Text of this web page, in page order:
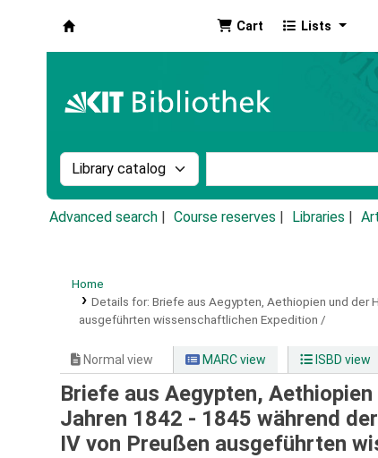
Cart Lists
Search the catalog by:
Advanced search Course reserves Libraries
Home
Details for: Briefe aus Aegypten, Aethiopien und der
ausgeführten wissenschaftlichen Expedition /
Normal view MARC view ISBD view
Briefe aus Aegypten,
Jahren 1842 - 1845 während
IV von Preußen ausgeführten